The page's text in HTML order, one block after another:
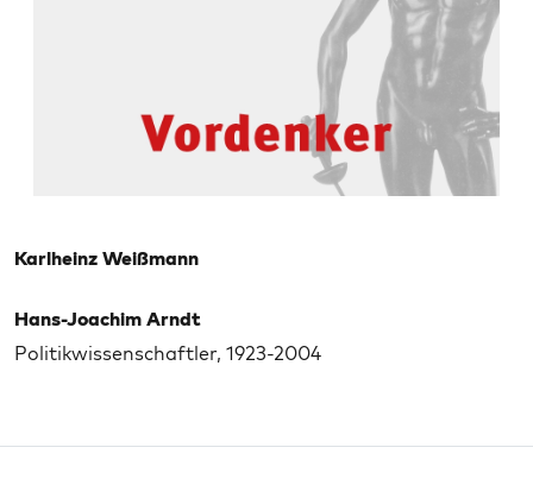
Karlheinz Weißmann
Hans-Joachim Arndt
Politikwissenschaftler, 1923-2004